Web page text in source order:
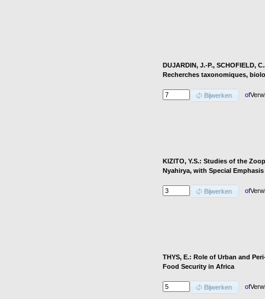
DUJARDIN, J.-P., SCHOFIELD,
Recherches taxonomiques,
Bijwerken of
KIZITO, Y.S.: Studies of the
Nyahirya, with Special
Bijwerken of
THYS, E.: Role of Urban and
Food Security in Africa
Bijwerken of